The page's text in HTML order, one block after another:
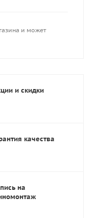
и может
и скидки
качества
на